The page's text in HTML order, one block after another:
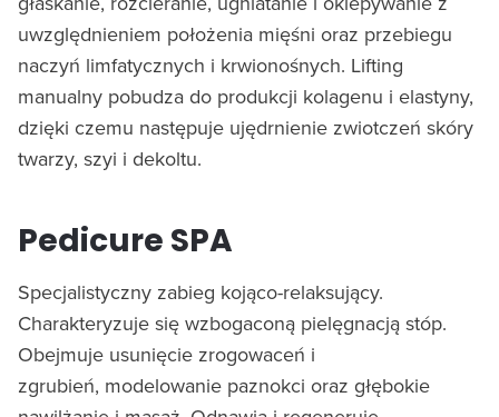
uwzględnieniem położenia mięśni oraz przebiegu
naczyń limfatycznych i krwionośnych. Lifting
manualny pobudza do produkcji kolagenu i elastyny,
dzięki czemu następuje ujędrnienie zwiotczeń skóry
twarzy, szyi i dekoltu.
Pedicure SPA
Specjalistyczny zabieg kojąco-relaksujący.
Charakteryzuje się wzbogaconą pielęgnacją stóp.
Obejmuje usunięcie zrogowaceń i
zgrubień, modelowanie paznokci oraz głębokie